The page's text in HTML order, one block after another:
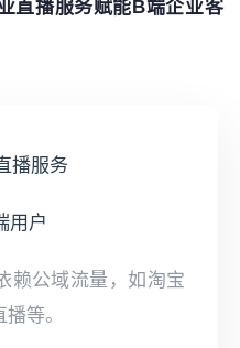
直播服务赋能B端企业客
播服务
用户
赖公域流量，如淘宝
等。